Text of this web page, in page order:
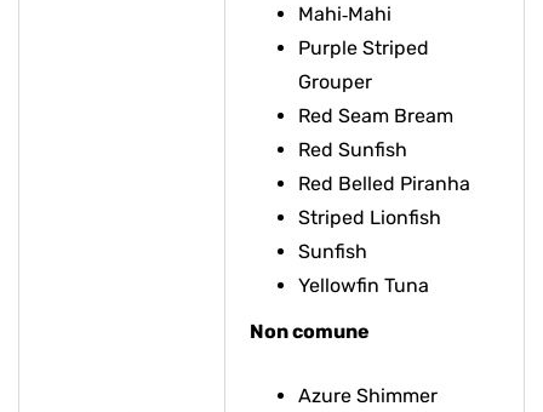
Mahi‑Mahi
Purple Striped
Grouper
Red Seam Bream
Red Sunfish
Red Belled Piranha
Striped Lionfish
Sunfish
Yellowfin Tuna
Non comune
Azure Shimmer